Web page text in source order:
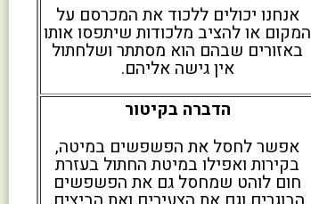
אנחנו יכולים ללכוד את המכרסם על
המקום או להציב מלכודות שיתפסו אותו
באזורים שבהם הוא מסתתר ושלחתול
אין גישה אליהם.
הדברה בקיטור
אפשר לחסל את הפשפשים במיטה,
בקירות ואפילו במיטת החתול בעזרת
חום לוהט שמחסל גם את הפשפשים